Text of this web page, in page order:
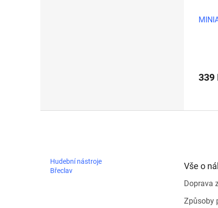
339
Hudební nástroje
Břeclav
Vše o
Doprava
Způsoby